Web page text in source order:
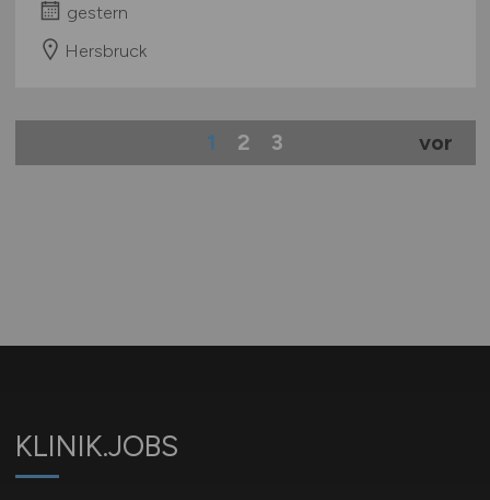
gestern
Hersbruck
1 2 3 vor
KLINIK.JOBS